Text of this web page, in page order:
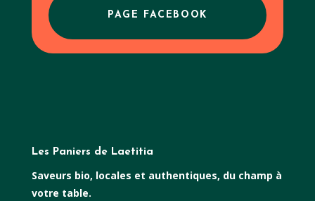
PAGE FACEBOOK
Les Paniers de Laetitia
Saveurs bio, locales et authentiques, du champ à
votre table.